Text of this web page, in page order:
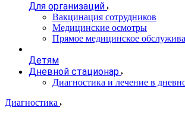
Для организаций
Вакцинация сотрудников
Медицинские осмотры
Прямое медицинское
Детям
Дневной стационар
Диагностика и лечение в
Диагностика